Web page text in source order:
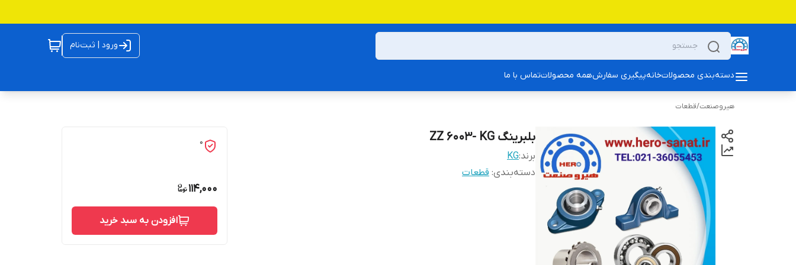
ورود | ثبت‌نام
دسته‌بندی محصولاتخانهپیگیری سفارشهمه محصولاتتماس با ما
هیروصنعت/قطعات
بلبرینگ ZZ 6003- KG
برند:KG
دسته‌بندی: قطعات
0
114,000
افزودن به سبد خرید